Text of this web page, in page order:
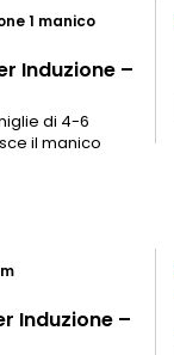
1 manico
Induzione –
di 4-6
il manico
Induzione –